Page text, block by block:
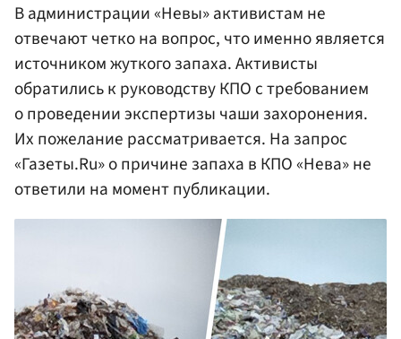
В администрации «Невы» активистам не
отвечают четко на вопрос, что именно является
источником жуткого запаха. Активисты
обратились к руководству КПО с требованием
о проведении экспертизы чаши захоронения.
Их пожелание рассматривается. На запрос
«Газеты.Ru» о причине запаха в КПО «Нева» не
ответили на момент публикации.